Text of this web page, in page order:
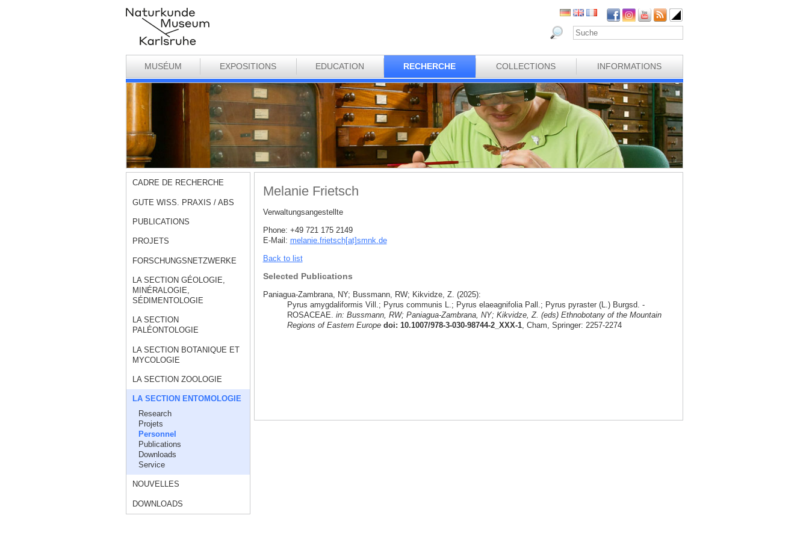
MUSÉUM EXPOSITIONS EDUCATION RECHERCHE COLLECTIONS INFORMATIONS
CADRE DE RECHERCHE
GUTE WISS. PRAXIS / ABS
PUBLICATIONS
PROJETS
FORSCHUNGSNETZWERKE
LA SECTION GÉOLOGIE,
MINÉRALOGIE,
SÉDIMENTOLOGIE
LA SECTION
PALÉONTOLOGIE
LA SECTION BOTANIQUE ET
MYCOLOGIE
LA SECTION ZOOLOGIE
LA SECTION ENTOMOLOGIE
Research
Projets
Personnel
Publications
Downloads
Service
NOUVELLES
DOWNLOADS
Melanie Frietsch
Verwaltungsangestellte
Phone: +49 721 175 2149
E-Mail: melanie.frietsch[at]smnk.de
Back to list
Selected Publications
Paniagua-Zambrana, NY; Bussmann, RW; Kikvidze, Z. (2025):
Pyrus amygdaliformis Vill.; Pyrus communis L.; Pyrus elaeagnifolia Pall.; Pyrus pyraster (L.) Burgsd. -
ROSACEAE. in: Bussmann, RW; Paniagua-Zambrana, NY; Kikvidze, Z. (eds) Ethnobotany of the Mountain
Regions of Eastern Europe doi: 10.1007/978-3-030-98744-2_XXX-1, Cham, Springer: 2257-2274